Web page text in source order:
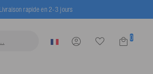
rapide en 2-3 jours
0